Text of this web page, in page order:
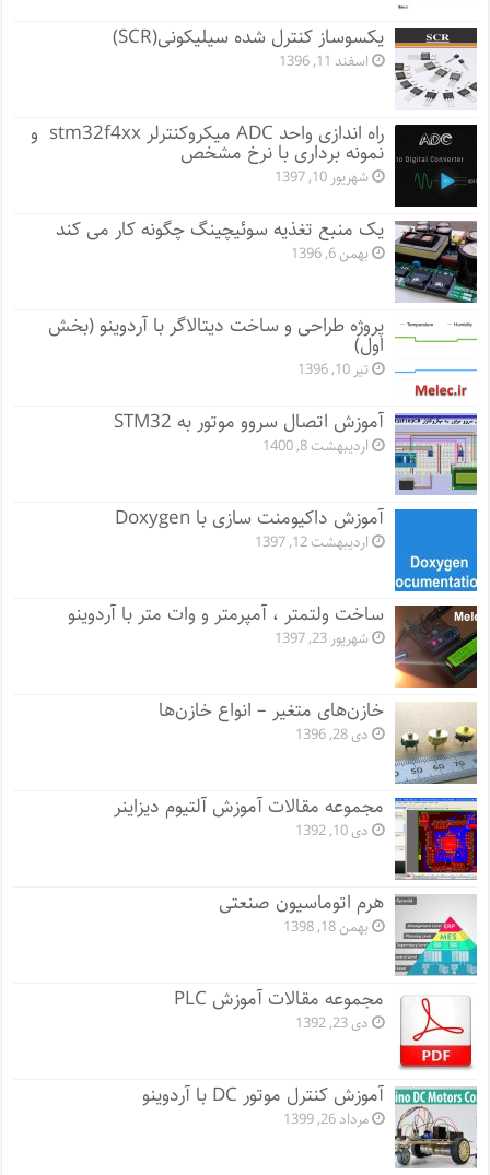
یکسوساز کنترل شده سیلیکونی(SCR)
اسفند 11, 1396
راه اندازی واحد ADC میکروکنترلر stm32f4xx و
نمونه برداری با نرخ مشخص
شهریور 10, 1397
یک منبع تغذیه سوئیچینگ چگونه کار می کند
بهمن 6, 1396
پروژه طراحی و ساخت دیتالاگر با آردوینو (بخش
اول)
تیر 10, 1396
آموزش اتصال سروو موتور به STM32
اردیبهشت 8, 1400
آموزش داکیومنت سازی با Doxygen
اردیبهشت 12, 1397
ساخت ولتمتر ، آمپرمتر و وات متر با آردوینو
شهریور 23, 1397
خازن‌های متغیر – انواع خازن‌ها
دی 28, 1396
مجموعه مقالات آموزش آلتیوم دیزاینر
دی 10, 1392
هرم اتوماسیون صنعتی
بهمن 18, 1398
مجموعه مقالات آموزش PLC
دی 23, 1392
آموزش کنترل موتور DC با آردوینو
مرداد 26, 1399